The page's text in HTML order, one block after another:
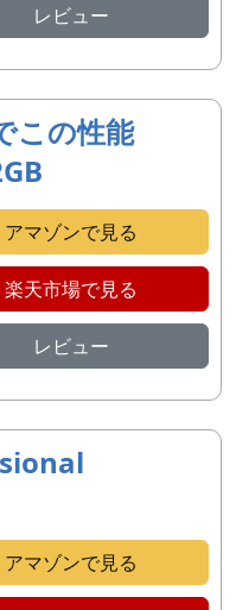
レビュー
この性能
アマゾンで見る
楽天市場で見る
レビュー
アマゾンで見る